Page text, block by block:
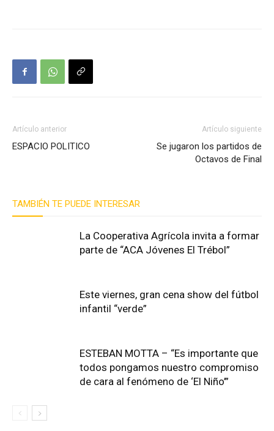
Artículo anterior
ESPACIO POLITICO
Artículo siguiente
Se jugaron los partidos de
Octavos de Final
TAMBIÉN TE PUEDE INTERESAR
La Cooperativa Agrícola invita a formar
parte de “ACA Jóvenes El Trébol”
Este viernes, gran cena show del fútbol
infantil “verde”
ESTEBAN MOTTA – “Es importante que
todos pongamos nuestro compromiso
de cara al fenómeno de ‘El Niño’”